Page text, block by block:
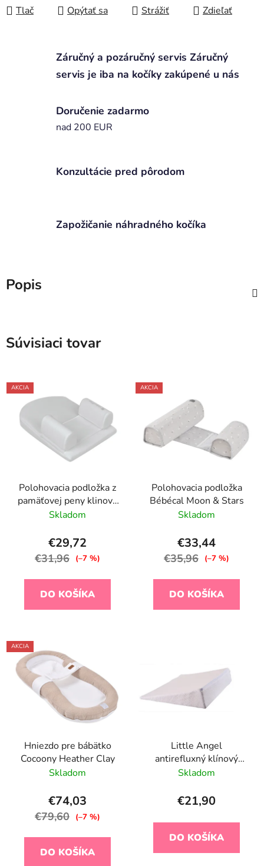
Tlač Opýtať sa Strážiť Zdieľať
Záručný a pozáručný servis Záručný
servis je iba na kočíky zakúpené u nás
Doručenie zadarmo
nad 200 EUR
Konzultácie pred pôrodom
Zapožičanie náhradného kočíka
Popis
Súvisiaci tovar
AKCIA
Polohovacia podložka z
pamäťovej peny klinová
Airknit Grey
Skladom
€29,72
€31,96 (–7 %)
DO KOŠÍKA
AKCIA
Polohovacia podložka
Bébécal Moon & Stars
Skladom
€33,44
€35,96 (–7 %)
DO KOŠÍKA
AKCIA
Hniezdo pre bábätko
Cocoony Heather Clay
Skladom
€74,03
€79,60 (–7 %)
DO KOŠÍKA
Little Angel
antirefluxný klínový
vankúš 30x37x7cm do
Skladom
€21,90
DO KOŠÍKA